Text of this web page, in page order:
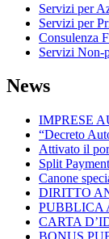
Servizi per
Servizi per
Consulenza
Servizi Non-
News
IMPRESE
“Decreto
Attivato il
Split
Canone
DIRITTO
PUBBLICA
CARTA